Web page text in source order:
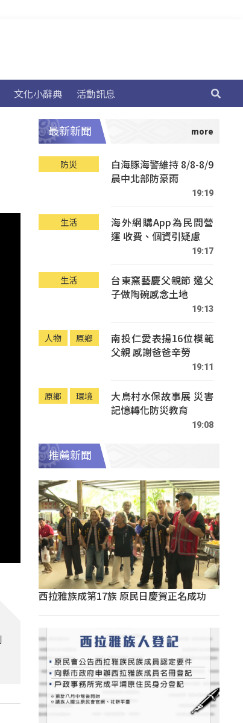
文化小辭典 活動訊息
最新新聞
防災
白海豚海警維持 8/8-8/9
晨中北部防豪雨
19:19
生活
海外網購App為民間營
運 收費、個資引疑慮
19:17
生活
台東窯藝慶父親節 邀父
子做陶碗感念土地
19:13
人物 原鄉
南投仁愛表揚16位模範
父親 感謝爸爸辛勞
19:11
原鄉 環境
大鳥村水保故事展 災害
記憶轉化防災教育
19:08
推薦新聞
西拉雅族成第17族 原民日慶賀正名成功